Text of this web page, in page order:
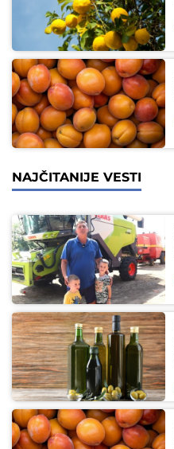
NAJČITANIJE VESTI